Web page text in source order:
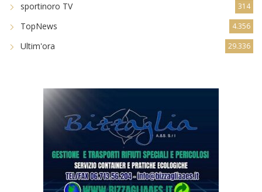
sportinoro TV 314
TopNews 4.356
Ultim'ora 29.336